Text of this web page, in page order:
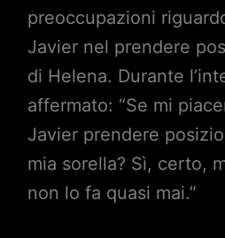
preoccupazioni
Javier nel prendere
di Helena. Durante
affermato: “Se mi
Javier prendere
mia sorella? Sì, certo,
non lo fa quasi mai.”